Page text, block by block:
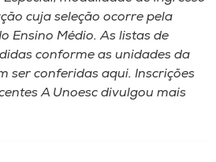
cuja seleção ocorre pela
Ensino Médio. As listas de
conforme as unidades da
ser conferidas aqui. Inscrições
A Unoesc divulgou mais